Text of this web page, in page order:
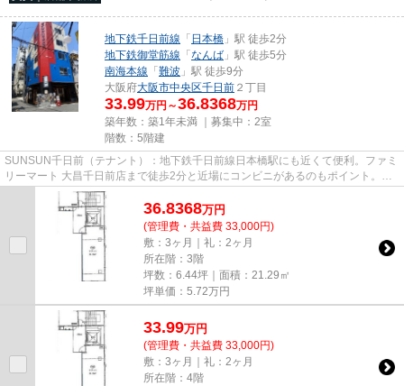
地下鉄千日前線 「 日本橋 」駅 徒歩2分
地下鉄御堂筋線 「なんば 」駅 徒歩5分
南海本線 「難波 」駅 徒歩9分
大阪府大阪市中央区千日前 ２丁目
33.99万円～36.8368万円
築年数：築1年未満 ｜募集中： 2室
階数：5階建
SUNSUN千日前（テナント）：地下鉄千日前線日本橋駅にも近くて便利。ファミ
リーマート 大昌千日前店まで徒歩2分と近場にコンビニがあるのもポイント。こ
ちらの物件にはエレベーターが...
36.8368万円
(管理費・共益費 33,000円)
敷：3ヶ月｜礼：2ヶ月
所在階：3階
坪数：6.44坪｜面積：21.29㎡
坪単価： 5.72万円
33.99万円
(管理費・共益費 33,000円)
敷：3ヶ月｜礼：2ヶ月
所在階：4階